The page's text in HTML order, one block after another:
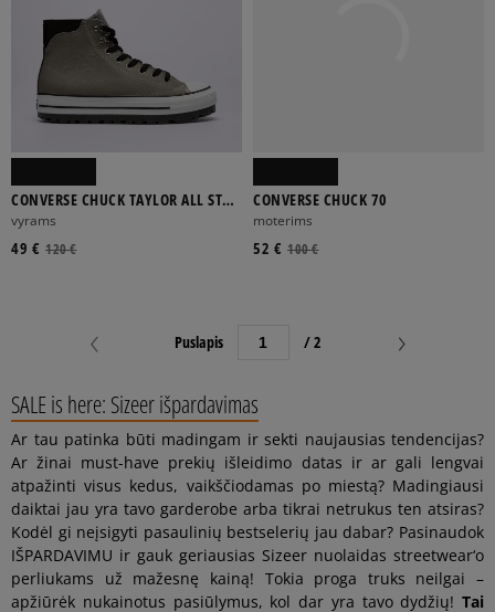
CONVERSE CHUCK TAYLOR ALL STAR
CITY TREK WP
vyrams
120 €
49 €
CONVERSE CHUCK 70
moterims
100 €
52 €
Puslapis / 2
SALE is here: Sizeer išpardavimas
Ar tau patinka būti madingam ir sekti naujausias tendencijas?
Ar žinai must-have prekių išleidimo datas ir ar gali lengvai
atpažinti visus kedus, vaikščiodamas po miestą? Madingiausi
daiktai jau yra tavo garderobe arba tikrai netrukus ten atsiras?
Kodėl gi neįsigyti pasaulinių bestselerių jau dabar? Pasinaudok
IŠPARDAVIMU ir gauk geriausias Sizeer nuolaidas streetwear‘o
perliukams už mažesnę kainą! Tokia proga truks neilgai –
apžiūrėk nukainotus pasiūlymus, kol dar yra tavo dydžių! Tai